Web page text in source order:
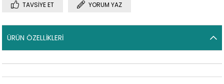
TAVSIYE ET YORUM YAZ
ÜRÜN ÖZELLIKLERI